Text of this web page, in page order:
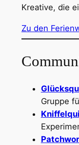
Kreative, die
Zu den
Gruppe